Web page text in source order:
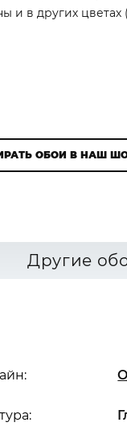
и в других
ОБОИ В НАШ
Другие